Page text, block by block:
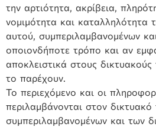
την αρτιότητα, ακρίβεια,
νομιμότητα και καταλληλότητα
αυτού, συμπεριλαμβανομένων
οποιονδήποτε τρόπο και αν
αποκλειστικά στους δικτυακούς
το παρέχουν.
Το περιεχόμενο και οι
περιλαμβάνονται στον δικτυακό
συμπεριλαμβανομένων και των